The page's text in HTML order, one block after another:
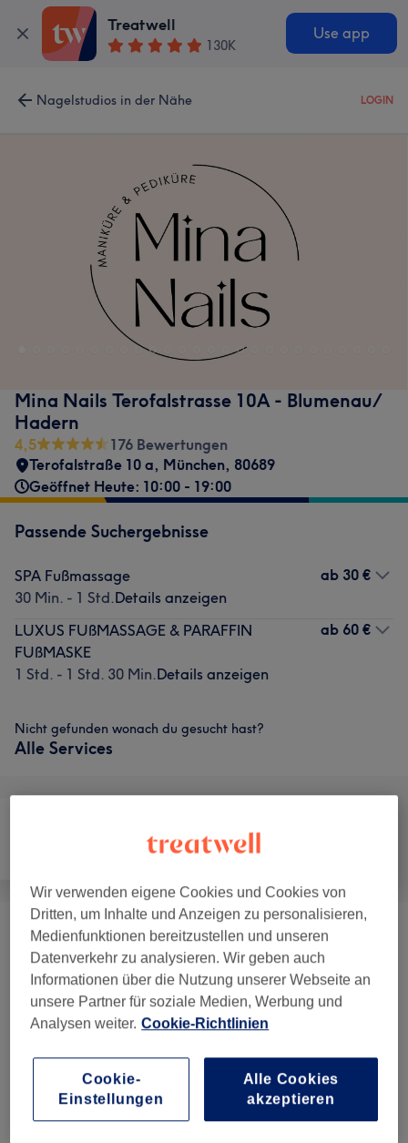
Treatwell
130K
Use app
Nagelstudios in der Nähe LOGIN
Mina Nails Terofalstrasse 10A - Blumenau/
Hadern
4,5
176 Bewertungen
Terofalstraße 10 a, München, 80689
Geöffnet Heute: 10:00 - 19:00
Passende Suchergebnisse
SPA Fußmassage
30 Min. - 1 Std.Details anzeigen
ab 30 €
LUXUS FUßMASSAGE & PARAFFIN
FUßMASKE
1 Std. - 1 Std. 30 Min.Details anzeigen
ab 60 €
Nicht gefunden wonach du gesucht hast?
Alle Services
Gesicht
Fuß Spa Massage ( 2) ab 30 €
Salonbewertungen
4,5 176 Bewertungen
Wir verwenden eigene Cookies und Cookies von
Dritten, um Inhalte und Anzeigen zu personalisieren,
Medienfunktionen bereitzustellen und unseren
Datenverkehr zu analysieren. Wir geben auch
Informationen über die Nutzung unserer Webseite an
unsere Partner für soziale Medien, Werbung und
Analysen weiter. Cookie-Richtlinien
Cookie-
Einstellungen
Alle Cookies
akzeptieren